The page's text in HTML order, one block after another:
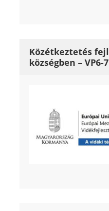
Közétkeztetés
községben – VP6-